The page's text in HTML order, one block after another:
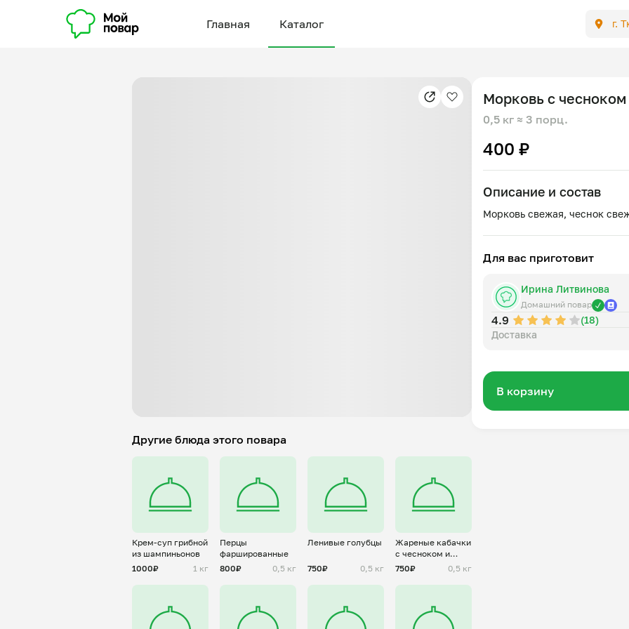
Главная Каталог г.
Другие блюда этого повара
Крем-суп грибной
из шампиньонов
1000₽
1 кг
Перцы
фаршированные
800₽
0,5 кг
Ленивые голубцы
750₽ 0,5 кг
Жареные кабачки
с чесноком и
помидором
750₽ 0,5 кг
Морковь с
0,5 кг ≈ 3 порц.
400 ₽
Описание и состав
Для вас приготовит
Ирина Литвинова
Домашний повар
4.9
(18)
Доставка
В корзину